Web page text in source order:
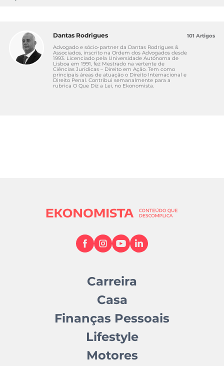
Dantas Rodrigues
Advogado e sócio-partner da Dantas Rodrigues &
Associados, inscrito na Ordem dos Advogados desde
1993. Licenciado pela Universidade Autónoma de
Lisboa em 1991, fez Mestrado na vertente de
Ciências Jurídicas – Direito em Ação. Tem como
principais áreas de atuação o Direito Internacional e
Direito Penal. Contribui semanalmente para a
rubrica O Que Diz a Lei, no Ekonomista.
101 Artigos
Carreira
Casa
Finanças Pessoais
Lifestyle
Motores